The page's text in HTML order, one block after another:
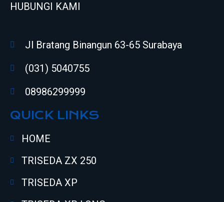
HUBUNGI KAMI
Jl Bratang Binangun 63-65 Surabaya
(031) 5040755
08986299999
QUICK LINKS
HOME
TRISEDA ZX 250
TRISEDA XP